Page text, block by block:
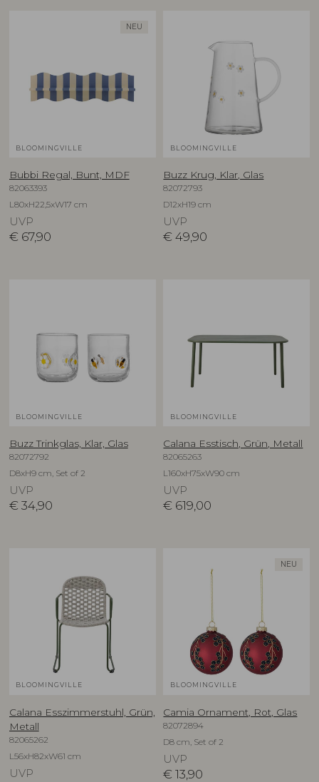
NEU
BLOOMINGVILLE
Bubbi Regal, Bunt, MDF
82063393
L80xH22,5xW17 cm
UVP
€ 67,90
BLOOMINGVILLE
Buzz Krug, Klar, Glas
82072793
D12xH19 cm
UVP
€ 49,90
BLOOMINGVILLE
Buzz Trinkglas, Klar, Glas
82072792
D8xH9 cm, Set of 2
UVP
€ 34,90
BLOOMINGVILLE
Calana Esstisch, Grün, Metall
82065263
L160xH75xW90 cm
UVP
€ 619,00
BLOOMINGVILLE
Calana Esszimmerstuhl, Grün,
Metall
82065262
L56xH82xW61 cm
UVP
NEU
BLOOMINGVILLE
Camia Ornament, Rot, Glas
82072894
D8 cm, Set of 2
UVP
€ 13,90